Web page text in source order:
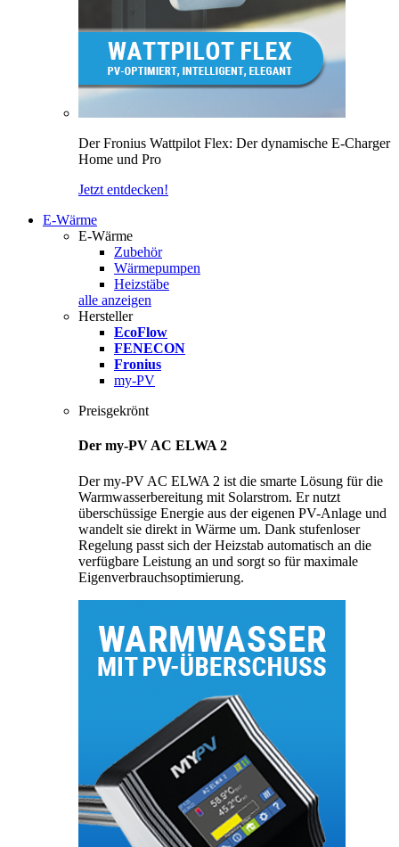
Der Fronius Wattpilot Flex: Der dynamische E-Charger
Home und Pro
Jetzt entdecken!
E-Wärme
E-Wärme
Zubehör
Wärmepumpen
Heizstäbe
alle anzeigen
Hersteller
EcoFlow
FENECON
Fronius
my-PV
Preisgekrönt
Der my-PV AC ELWA 2
Der my-PV AC ELWA 2 ist die smarte Lösung für die
Warmwasserbereitung mit Solarstrom. Er nutzt
überschüssige Energie aus der eigenen PV-Anlage und
wandelt sie direkt in Wärme um. Dank stufenloser
Regelung passt sich der Heizstab automatisch an die
verfügbare Leistung an und sorgt so für maximale
Eigenverbrauchsoptimierung.